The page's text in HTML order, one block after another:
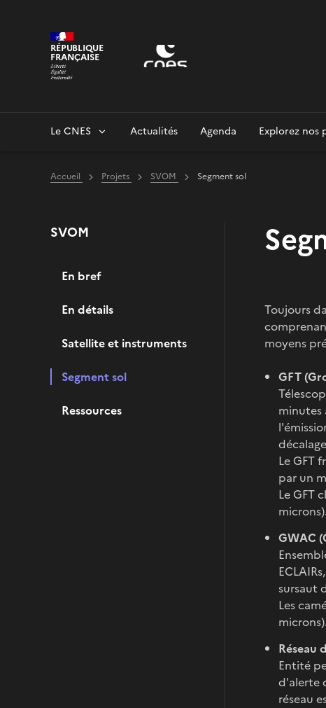
RÉPUBLIQUE
FRANÇAISE
Le CNES Actualités Agenda Explorez nos
Accueil Projets SVOM Segment sol
SVOM
En bref
En détails
Satellite et instruments
Segment sol
Ressources
Toujours
moyens
GFT
minutes
Le GFT
par un
Le GFT
microns).
GWAC
sursaut
Les
microns).
Réseau
Entité
d'alerte
réseau